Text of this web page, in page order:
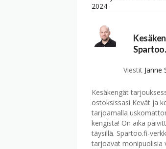
Viestit Janne
Kesäkengät
ostoksissasi Kevät ja
tarjoamalla
kengistä! On aika
täysillä. Spartoo.fi-
tarjoavat monipuolisia